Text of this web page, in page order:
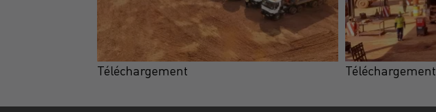
Téléchargement Téléchargement